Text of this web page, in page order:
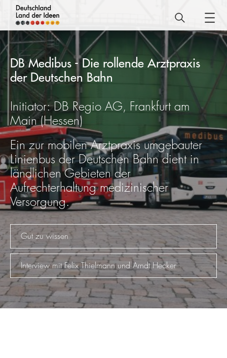
Deutschland
–
Land
der
Ideen
DB
Medibus
-
Die
rollende
Arztpraxis
der
Deutschen
Bahn
DB Medibus - Die rollende Arztpraxis
der Deutschen Bahn
Initiator: DB Regio AG, Frankfurt am
Main (Hessen)
Ein zur mobilen Arztpraxis umgebauter
Linienbus der Deutschen Bahn dient in
ländlichen Gebieten der
Aufrechterhaltung medizinischer
Versorgung.
Gut zu wissen
Interview mit Felix Thielmann und Arndt Hecker